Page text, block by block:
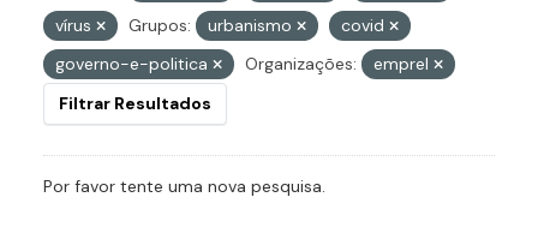
vírus
Grupos: urbanismo
covid
governo-e-politica
Organizações:
emprel
Filtrar Resultados
Por favor tente uma nova pesquisa.